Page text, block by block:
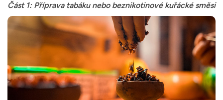
Část 1: Příprava tabáku nebo beznikotinové kuřácké směsi